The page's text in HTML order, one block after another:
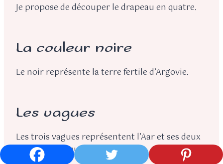
Je propose de découper le drapeau en quatre.
La couleur noire
Le noir représente la terre fertile d’Argovie.
Les vagues
Les trois vagues représentent l’Aar et ses deux
affluents, la Reuss et la Limmat.